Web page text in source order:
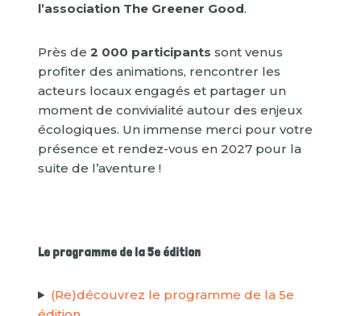
l’association The Greener Good.
Près de 2 000 participants sont venus
profiter des animations, rencontrer les
acteurs locaux engagés et partager un
moment de convivialité autour des enjeux
écologiques. Un immense merci pour votre
présence et rendez-vous en 2027 pour la
suite de l’aventure !
Le programme de la 5e édition
(Re)découvrez le programme de la 5e